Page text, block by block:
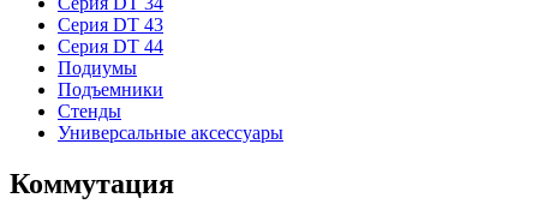
Серия DT 43
Серия DT 44
Подиумы
Подъемники
Стенды
Универсальные аксессуары
Коммутация